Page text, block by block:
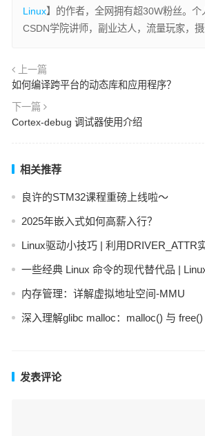
Linux】的作者，全网拥有超30W粉丝。个
CSDN学院讲师，副业达人，流量玩家，摄
上一篇
如何编译跨平台的动态库和应用程序？
下一篇
Cortex-debug 调试器使用介绍
相关推荐
良许的STM32课程重磅上线啦～
2025年嵌入式如何高薪入行？
Linux驱动小技巧 | 利用DRIVER_ATTR
一些经典 Linux 命令的现代替代品 |
内存管理：详解虚拟地址空间-MMU
深入理解glibc malloc：malloc() 与
发表评论